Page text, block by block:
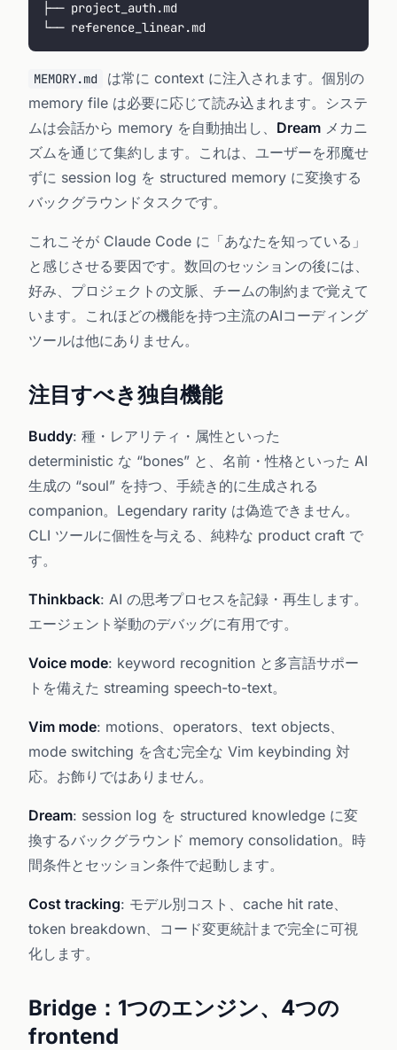
├── project_auth.md
└── reference_linear.md
MEMORY.md
は常に context に注入されます。個別の
memory file は必要に応じて読み込まれます。システ
ムは会話から memory を自動抽出し、 Dream メカニ
ズムを通じて集約します。これは、ユーザーを邪魔せ
ずに session log を structured memory に変換する
バックグラウンドタスクです。
これこそが Claude Code に「あなたを知っている」
と感じさせる要因です。数回のセッションの後には、
好み、プロジェクトの文脈、チームの制約まで覚えて
います。これほどの機能を持つ主流のAIコーディング
ツールは他にありません。
注目すべき独自機能
Buddy: 種・レアリティ・属性といった
deterministic な “bones” と、名前・性格といった AI
生成の “soul” を持つ、手続き的に生成される
companion。Legendary rarity は偽造できません。
CLI ツールに個性を与える、純粋な product craft で
す。
Thinkback: AI の思考プロセスを記録・再生します。
エージェント挙動のデバッグに有用です。
Voice mode: keyword recognition と多言語サポー
トを備えた streaming speech-to-text。
Vim mode: motions、operators、text objects、
mode switching を含む完全な Vim keybinding 対
応。お飾りではありません。
Dream: session log を structured knowledge に変
換するバックグラウンド memory consolidation。時
間条件とセッション条件で起動します。
Cost tracking: モデル別コスト、cache hit rate、
token breakdown、コード変更統計まで完全に可視
化します。
Bridge：1つのエンジン、4つの
frontend